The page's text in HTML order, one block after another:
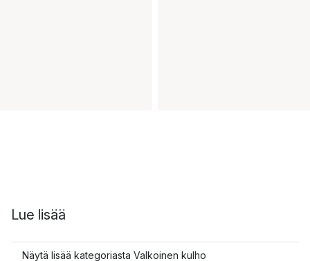
Lue lisää
Näytä lisää kategoriasta Valkoinen kulho